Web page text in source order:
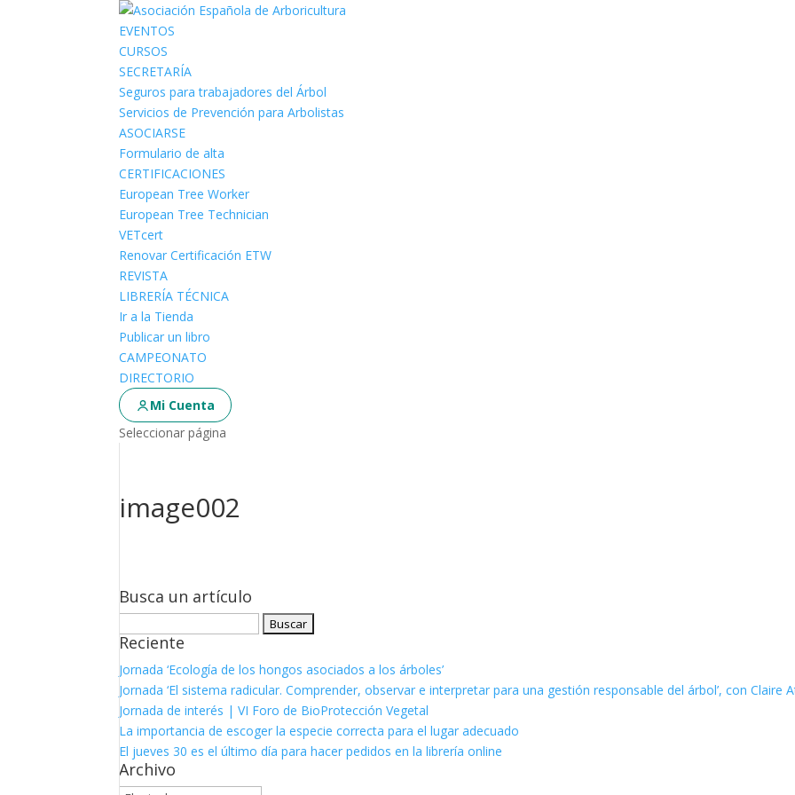
EVENTOS
CURSOS
SECRETARÍA
Seguros para trabajadores del Árbol
Servicios de Prevención para Arbolistas
ASOCIARSE
Formulario de alta
CERTIFICACIONES
European Tree Worker
European Tree Technician
VETcert
Renovar Certificación ETW
REVISTA
LIBRERÍA TÉCNICA
Ir a la Tienda
Publicar un libro
CAMPEONATO
DIRECTORIO
Mi Cuenta
Seleccionar página
image002
Busca un artículo
Reciente
Jornada ‘Ecología de los hongos asociados a los árboles’
Jornada ‘El sistema radicular. Comprender, observar e interpretar para una gestión responsable del árbol’, con Claire
Jornada de interés | VI Foro de BioProtección Vegetal
La importancia de escoger la especie correcta para el lugar adecuado
El jueves 30 es el último día para hacer pedidos en la librería online
Archivo